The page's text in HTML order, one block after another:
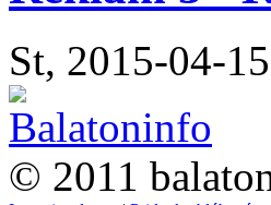
St, 2015-04-
© 2011